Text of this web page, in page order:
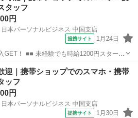
タッフ
円
本パーソナルビジネス 中国支店
提携サイト 1月24日
！ ■■ 未経験でも時給1200円スタート
登用制度もあるので、ゆくゆくは社員に
！カンタン電話登
迎｜携帯ショップでのスマホ・携帯
ッフ
円
本パーソナルビジネス 中国支店
提携サイト 1月30日